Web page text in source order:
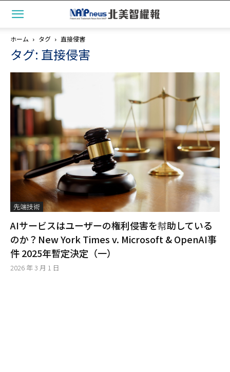
ホーム タグ 直接侵害
タグ: 直接侵害
先端技術
AIサービスはユーザーの権利侵害を幇助している
のか？New York Times v. Microsoft & OpenAI事
件 2025年暫定決定（一）
2026 年 3 月 1 日